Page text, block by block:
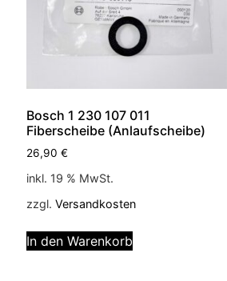
Bosch 1 230 107 011
Fiberscheibe (Anlaufscheibe)
26,90 €
inkl. 19 % MwSt.
zzgl. Versandkosten
In den Warenkorb